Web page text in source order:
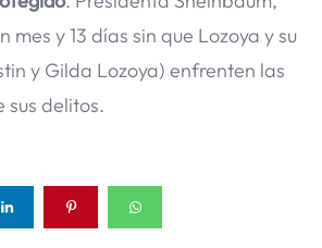
mes y 13 días sin que Lozoya y su
y Gilda Lozoya) enfrenten las
sus delitos.